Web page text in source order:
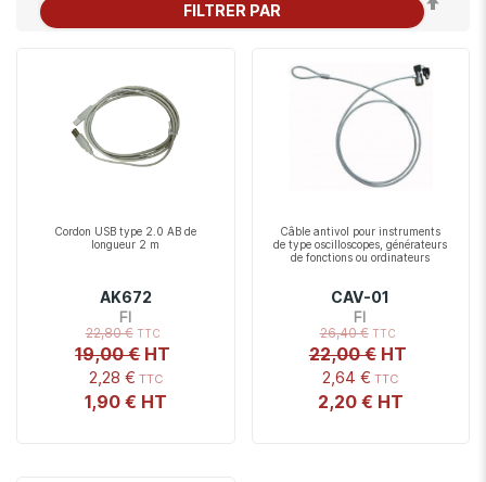
Cordon USB type 2.0 AB de
longueur 2 m
AK672
FI
2,28 €
1,90 €
22,80 €
19,00 €
Câble antivol pour instruments
de type oscilloscopes, générateurs
de fonctions ou ordinateurs
CAV-01
FI
2,64 €
2,20 €
26,40 €
22,00 €
FILTRER PAR